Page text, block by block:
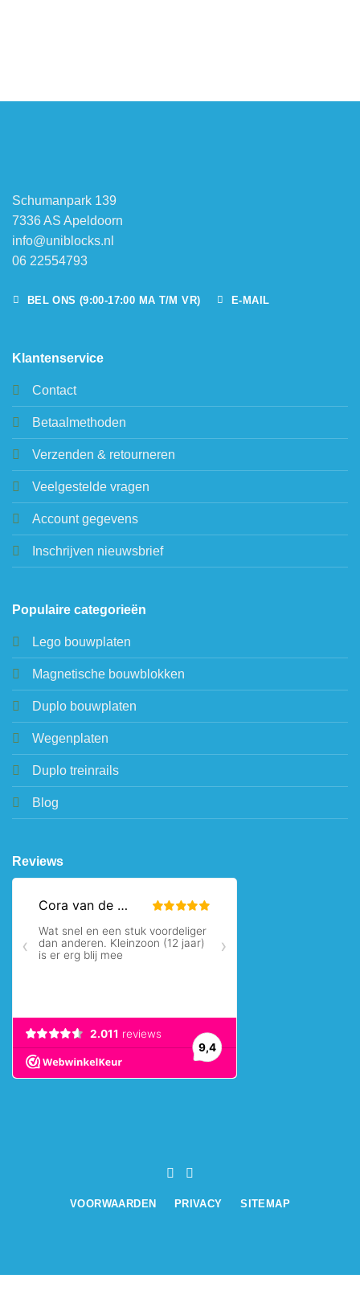
Schumanpark 139
7336 AS Apeldoorn
info@uniblocks.nl
06 22554793
BEL ONS (9:00-17:00 MA T/M VR) E-MAIL
Klantenservice
Contact
Betaalmethoden
Verzenden & retourneren
Veelgestelde vragen
Account gegevens
Inschrijven nieuwsbrief
Populaire categorieën
Lego bouwplaten
Magnetische bouwblokken
Duplo bouwplaten
Wegenplaten
Duplo treinrails
Blog
Reviews
VOORWAARDEN PRIVACY SITEMAP